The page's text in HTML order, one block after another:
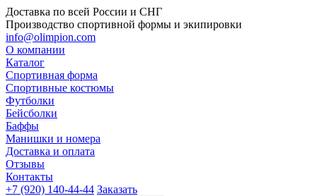
Доставка по всей России и СНГ
Производство спортивной формы и экипировки
info@olimpion.com
О компании
Каталог
Спортивная форма
Спортивные костюмы
Футболки
Бейсболки
Баффы
Манишки и номера
Доставка и оплата
Отзывы
Контакты
+7 (920) 140-44-44 Заказать